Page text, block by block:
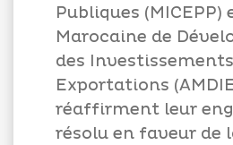
Publiques (MICEPP)
Marocaine de
des
Exportations
réaffirment leur
résolu en faveur de